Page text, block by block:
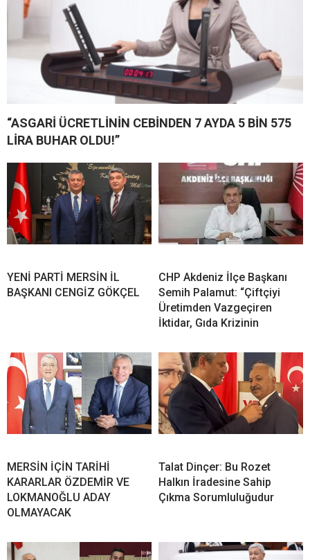
“ASGARİ ÜCRETLİNİN CEBİNDEN 7 AYDA 5 BİN 575
LİRA BUHAR OLDU!”
YENİ PARTİ MERSİN İL
BAŞKANI CENGİZ GÖKÇEL
CHP Akdeniz İlçe Başkanı
Semih Palamut: “Çiftçiyi
Üretimden Vazgeçiren
İktidar, Gıda Krizinin
MERSİN İÇİN TARİHİ
KARARLAR ÖZDEMİR VE
LOKMANOĞLU ADAY
OLMAYACAK
Talat Dinçer: Bu Rozet
Halkın İradesine Sahip
Çıkma Sorumluluğudur